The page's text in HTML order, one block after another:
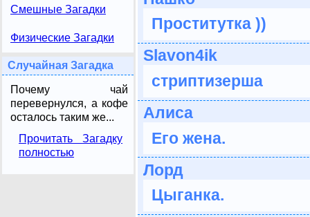
Смешные Загадки
Физические Загадки
Случайная Загадка
Почему чай
перевернулся, а кофе
осталось таким же...
Прочитать Загадку
полностью
Проститутка ))
Slavon4ik
стриптизерша
Алиса
Его жена.
Лорд
Цыганка.